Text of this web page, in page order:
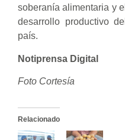
soberanía alimentaria y el
desarrollo productivo del
país.
Notiprensa Digital
Foto Cortesía
Relacionado